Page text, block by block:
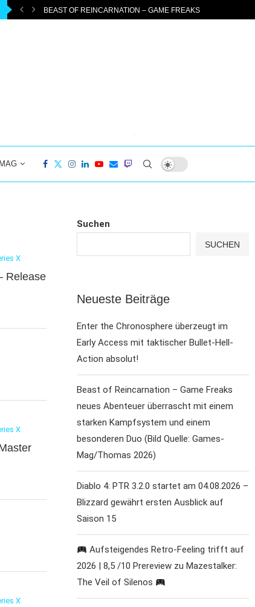
MIT... BEAST OF REINCARNATION – GAME FREAKS NEUES
X
Release
X
X
Suchen
SUCHEN
Neueste Beiträge
Enter the Chronosphere überzeugt im
Early Access mit taktischer Bullet-Hell-
Action absolut!
Beast of Reincarnation – Game Freaks
neues Abenteuer überrascht mit einem
starken Kampfsystem und einem
besonderen Duo (Bild Quelle: Games-
Mag/Thomas 2026)
Diablo 4: PTR 3.2.0 startet am 04.08.2026 –
Blizzard gewährt ersten Ausblick auf
Saison 15
Aufsteigendes Retro-Feeling trifft auf
2026 | 8,5 /10 Prereview zu Mazestalker:
The Veil of Silenos